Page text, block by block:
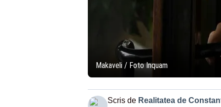
Makaveli / Foto Inquam
Scris de Realitatea de